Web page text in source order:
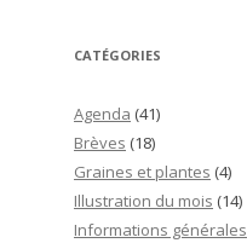
CATÉGORIES
Agenda (41)
Brèves (18)
Graines et plantes (4)
Illustration du mois (14)
Informations générales